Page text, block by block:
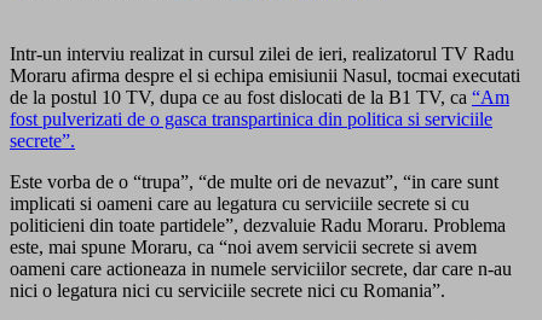
Intr-un interviu realizat in cursul zilei de ieri, realizatorul TV Radu
Moraru afirma despre el si echipa emisiunii Nasul, tocmai executati
de la postul 10 TV, dupa ce au fost dislocati de la B1 TV, ca “Am
fost pulverizati de o gasca transpartinica din politica si serviciile
secrete”.
Este vorba de o “trupa”, “de multe ori de nevazut”, “in care sunt
implicati si oameni care au legatura cu serviciile secrete si cu
politicieni din toate partidele”, dezvaluie Radu Moraru. Problema
este, mai spune Moraru, ca “noi avem servicii secrete si avem
oameni care actioneaza in numele serviciilor secrete, dar care n-au
nici o legatura nici cu serviciile secrete nici cu Romania”.